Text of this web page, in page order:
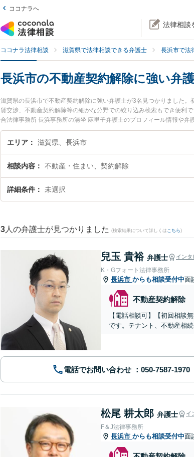
ココナラへ
法律相談
ココナラ法律相談 滋賀県で法律相談できる弁護士 長浜市で法
長浜市の不動産契約解除に強い弁
滋賀県の長浜市で不動産契約解除に強い弁護士が3名見つかりました
賃交渉、不動産契約解除等の細かな分野での絞り込み検索もでき便利
合法律事務所 長浜事務所の湯坐 麻里子弁護士のプロフィール情報や
すぐに弁護士に相談したい』『不動産契約解除のトラブル解決の実績
談予約したい』などでお困りの相談者さんにおすすめです。
エリア 滋賀県、長浜市
相談内容 不動産・住まい、契約解除
詳細条件 未選択
3 人の弁護士が見つかりました (検索結果について詳しくは こちら)
兒玉 貴裕 弁護士 インタ
K・Gフォート法律事務所
長浜市 からも相談受付中面
不動産契約解除
【電話相談可】【初回相談
です。テナント、不動産相
電話でお問い合わせ
松尾 耕太郎 弁護士 イ
F＆J法律事務所
長浜市 からも相談受付中面